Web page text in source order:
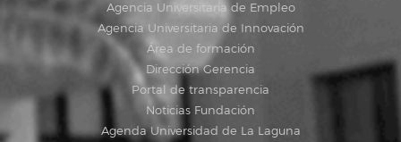
Agencia Universitaria de Empleo
Agencia Universitaria de Innovación
Área de formación
Dirección Gerencia
Portal de transparencia
Noticias Fundación
Agenda Universidad de La Laguna